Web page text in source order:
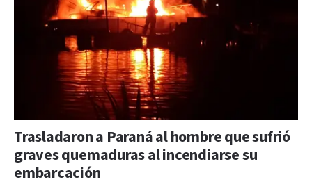
Trasladaron a Paraná al hombre que sufrió
graves quemaduras al incendiarse su
embarcación